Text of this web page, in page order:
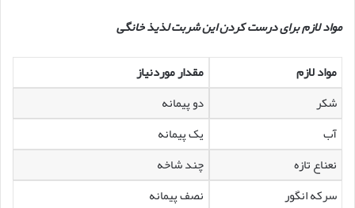
مواد لازم برای درست کردن این شربت لذیذ خانگی
مواد لازم
مقدار موردنیاز
شکر
دو پیمانه
آب
یک پیمانه
نعناع تازه
چند شاخه
سرکه انگور
نصف پیمانه